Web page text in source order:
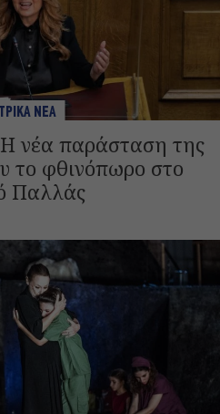
ΝΕΑ
νέα παράσταση της
το φθινόπωρο στο
Παλλάς